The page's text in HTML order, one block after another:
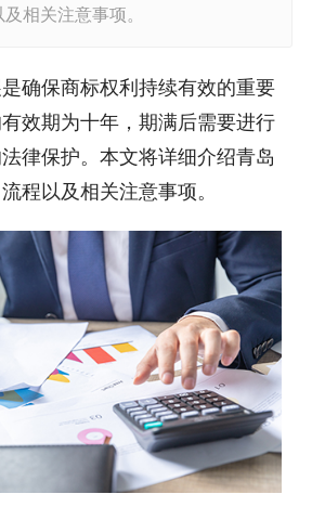
相关注意事项。
确保商标权利持续有效的重要
效期为十年，期满后需要进行
律保护。本文将详细介绍青岛
程以及相关注意事项。